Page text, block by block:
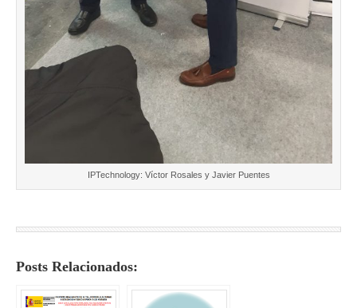
IPTechnology: Víctor Rosales y Javier Puentes
Posts Relacionados: